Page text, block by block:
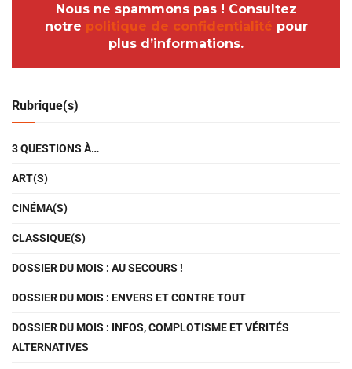
Nous ne spammons pas ! Consultez
notre politique de confidentialité pour
plus d’informations.
Rubrique(s)
3 QUESTIONS À…
ART(S)
CINÉMA(S)
CLASSIQUE(S)
DOSSIER DU MOIS : AU SECOURS !
DOSSIER DU MOIS : ENVERS ET CONTRE TOUT
DOSSIER DU MOIS : INFOS, COMPLOTISME ET VÉRITÉS
ALTERNATIVES